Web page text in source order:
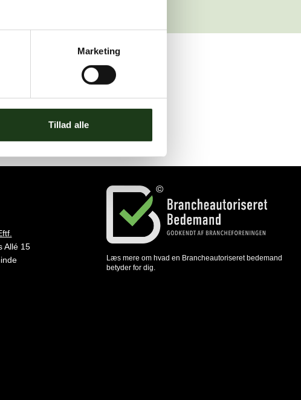
Marketing
Tillad alle
eller brug for assistance.
Allé 15
Læs mere om hvad en Brancheautoriseret bedemand
betyder for dig.